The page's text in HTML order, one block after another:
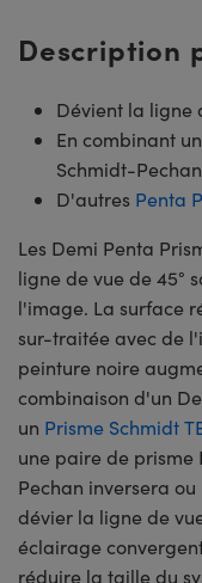
Description
Dévient la ligne
En combinant
Schmidt-
D'autres Penta
Les Demi Penta
ligne de vue de 45°
l'image. La surface
sur-traitée avec de
peinture noire
combinaison d'un
un Prisme Schmidt
une paire de prisme
Pechan inversera
dévier la ligne de
éclairage
réduire la taille du